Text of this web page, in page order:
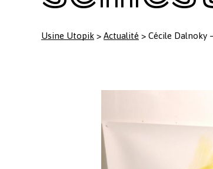
Usine Utopik > Actualité > Cécile Dalnoky